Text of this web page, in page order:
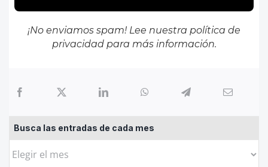
¡No enviamos spam! Lee nuestra política de
privacidadpara más información.
Busca las entradas de cada mes
Busca